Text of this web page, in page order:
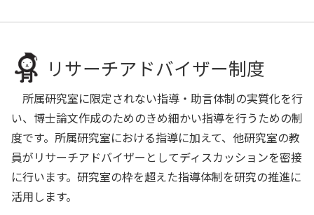
リサーチアドバイザー制度
所属研究室に限定されない指導・助言体制の実質化を行
い、博士論文作成のためのきめ細かい指導を行うための制
度です。所属研究室における指導に加えて、他研究室の教
員がリサーチアドバイザーとしてディスカッションを密接
に行います。研究室の枠を超えた指導体制を研究の推進に
活用します。